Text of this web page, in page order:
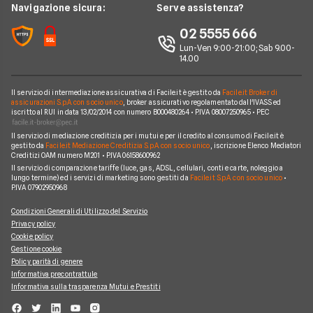
News
Chi siamo
Perché scegliere Facile.it
Mappa del sito
Prestiti Imprese
Prestiti Microcredito
Migliori Prestiti
Prestito per ristrutturazione
Prestiti per giovani
Intesa San Paolo
BNL
Fineco
Poste Italiane
Banche e finanziarie
Notizie Prestiti
Argomenti in evidenza Prestiti
Navigazione sicura: Serve assistenza?
02 5555 666
Lun-Ven 9:00-21:00; Sab 9.00-
14.00
Il servizio di intermediazione assicurativa di Facile.it è gestito da Facile.it Broker di
assicurazioni S.p.A. con socio unico, broker assicurativo regolamentato dall'IVASS ed
iscritto al RUI in data 13/02/2014 con numero B000480264 • P.IVA 08007250965 • PEC
Il servizio di mediazione creditizia per i mutui e per il credito al consumo di Facile.it è
gestito da Facile.it Mediazione Creditizia S.p.A. con socio unico , iscrizione Elenco Mediatori
Creditizi OAM numero M201 • P.IVA 06158600962
Il servizio di comparazione tariffe (luce, gas, ADSL, cellulari, conti e carte, noleggio a
lungo termine) ed i servizi di marketing sono gestiti da Facile.it S.p.A. con socio unico•
P.IVA 07902950968
Condizioni Generali di Utilizzo del Servizio
Privacy policy
Cookie policy
Gestione cookie
Policy parità di genere
Informativa precontrattule
Informativa sulla trasparenza Mutui e Prestiti